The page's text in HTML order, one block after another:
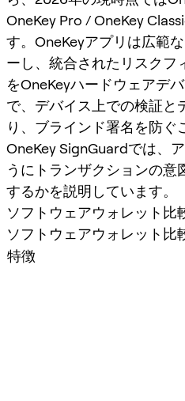
OneKey Pro / OneKey
す。OneKeyアプリは広範
ーし、統合されたリスクフ
をOneKeyハードウェアデ
で、デバイス上での検証と
り、ブラインド署名を防
OneKey SignGuardでは、
うにトランザクションの
するかを説明しています。
ソフトウェアウォレット比
ソフトウェアウォレット比
特徴